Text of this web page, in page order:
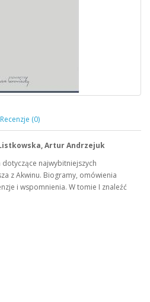
Artur Andrzejuk
najwybitniejszych
z Akwinu. Biogramy, omówienia
i wspomnienia. W tomie I znaleźć